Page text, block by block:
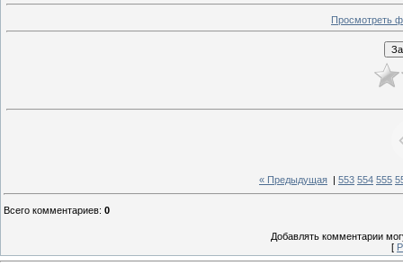
Просмотреть
« Предыдущая 553 554 555
Всего комментариев: 0
Добавлять комментарии
[